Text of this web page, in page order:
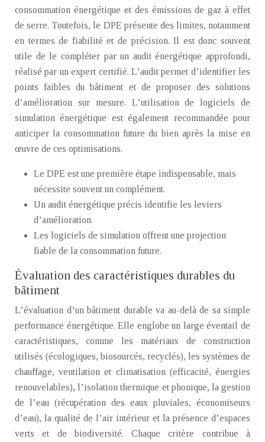
consommation énergétique et des émissions de gaz à effet
de serre. Toutefois, le DPE présente des limites, notamment
en termes de fiabilité et de précision. Il est donc souvent
utile de le compléter par un audit énergétique approfondi,
réalisé par un expert certifié. L’audit permet d’identifier les
points faibles du bâtiment et de proposer des solutions
d’amélioration sur mesure. L’utilisation de logiciels de
simulation énergétique est également recommandée pour
anticiper la consommation future du bien après la mise en
œuvre de ces optimisations.
Le DPE est une première étape indispensable, mais
nécessite souvent un complément.
Un audit énergétique précis identifie les leviers
d’amélioration.
Les logiciels de simulation offrent une projection
fiable de la consommation future.
Évaluation des caractéristiques durables du
bâtiment
L’évaluation d’un bâtiment durable va au-delà de sa simple
performance énergétique. Elle englobe un large éventail de
caractéristiques, comme les matériaux de construction
utilisés (écologiques, biosourcés, recyclés), les systèmes de
chauffage, ventilation et climatisation (efficacité, énergies
renouvelables), l’isolation thermique et phonique, la gestion
de l’eau (récupération des eaux pluviales, économiseurs
d’eau), la qualité de l’air intérieur et la présence d’espaces
verts et de biodiversité. Chaque critère contribue à